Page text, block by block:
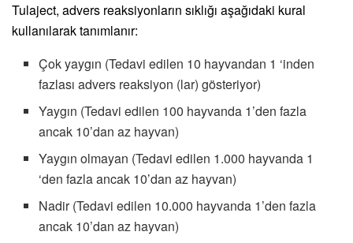
Tulaject, advers reaksiyonların sıklığı aşağıdaki kural
kullanılarak tanımlanır:
Çok yaygın (Tedavi edilen 10 hayvandan 1 ‘inden
fazlası advers reaksiyon (lar) gösteriyor)
Yaygın (Tedavi edilen 100 hayvanda 1’den fazla
ancak 10’dan az hayvan)
Yaygın olmayan (Tedavi edilen 1.000 hayvanda 1
‘den fazla ancak 10’dan az hayvan)
Nadir (Tedavi edilen 10.000 hayvanda 1’den fazla
ancak 10’dan az hayvan)